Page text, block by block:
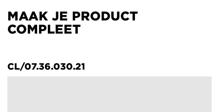
MAAK JE PRODUCT
COMPLEET
CL/07.36.030.21